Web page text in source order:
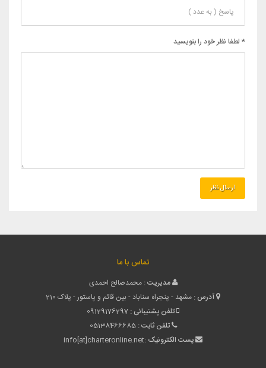
* لطفا نظر خود را بنویسید
تماس با ما
مدیریت : محمدصالح احمدی
آدرس : مشهد - پنجراه سناباد - بین قائم و پاستور - پلاک 210
تلفن پشتیبانی : 09129176297
تلفن ثابت : 05138466685
پست الکترونیک :info[at]charteronline.net